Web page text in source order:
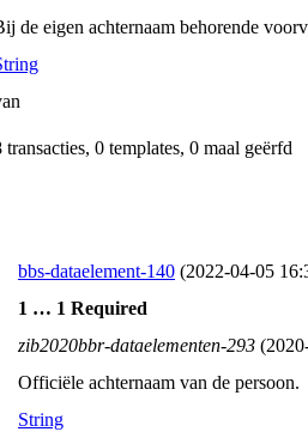
de eigen achternaam behorende
transacties, 0 templates, 0 maal geërfd
bbs-dataelement-140 (2022‑04‑05
1 … 1 Required
zib2020bbr-dataelementen-293
Officiële achternaam van de persoon.
String